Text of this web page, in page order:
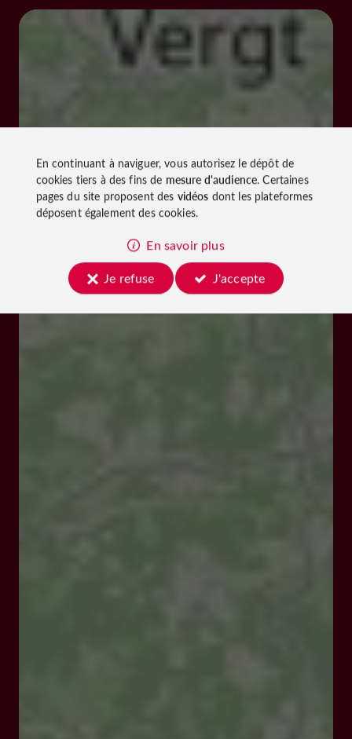
En continuant à naviguer, vous autorisez le dépôt de
cookies tiers à des fins de mesure d'audience. Certaines
pages du site proposent des vidéos dont les plateformes
déposent également des cookies.
En savoir plus
Je refuse
J'accepte